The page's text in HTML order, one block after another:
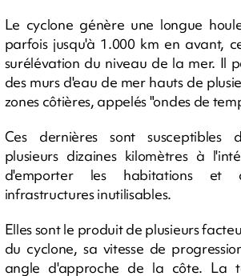
Le cyclone génère une longue
parfois jusqu'à 1.000 km en avant,
surélévation du niveau de la mer. Il
des murs d'eau de mer hauts de
zones côtières, appelés "ondes de
Ces dernières sont susceptibles
plusieurs dizaines kilomètres à
d'emporter les habitations
infrastructures inutilisables.
Elles sont le produit de plusieurs
du cyclone, sa vitesse de
angle d'approche de la côte. La